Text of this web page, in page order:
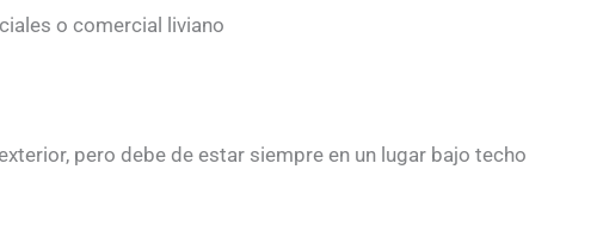
o comercial liviano
pero debe de estar siempre en un lugar bajo techo